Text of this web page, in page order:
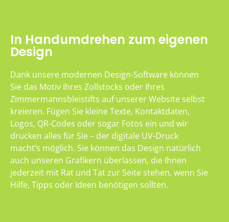
In Handumdrehen zum eigenen
Design
Dank unsere modernen Design-Software können
Sie das Motiv Ihres Zollstocks oder Ihres
Zimmermannsbleistifts auf unserer Website selbst
kreieren. Fügen Sie kleine Texte, Kontaktdaten,
Logos, QR-Codes oder sogar Fotos ein und wir
drucken alles für Sie – der digitale UV-Druck
macht’s möglich. Sie können das Design natürlich
auch unseren Grafikern überlassen, die Ihnen
jederzeit mit Rat und Tat zur Seite stehen, wenn Sie
Hilfe, Tipps oder Ideen benötigen sollten.